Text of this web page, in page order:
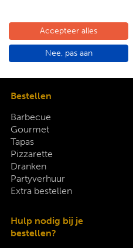
Bestellen
Barbecue
Gourmet
Tapas
Pizzarette
Dranken
Partyverhuur
Extra bestellen
Hulp nodig bij je
bestellen?
Accepteer alles
Nee, pas aan